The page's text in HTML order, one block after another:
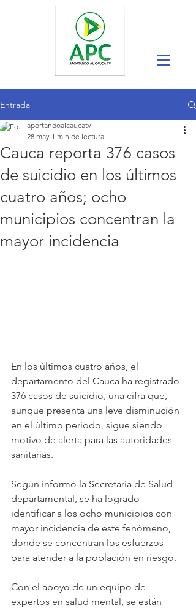
Entrada
Cauca reporta 376 casos
de suicidio en los últimos
cuatro años; ocho
municipios concentran la
mayor incidencia
aportandoalcaucatv
28 may 1 min de lectura
En los últimos cuatro años, el
departamento del Cauca ha registrado
376 casos de suicidio, una cifra que,
aunque presenta una leve disminución
en el último periodo, sigue siendo
motivo de alerta para las autoridades
sanitarias.
Según informó la Secretaría de Salud
departamental, se ha logrado
identificar a los ocho municipios con
mayor incidencia de este fenómeno,
donde se concentran los esfuerzos
para atender a la población en riesgo.
Con el apoyo de un equipo de
expertos en salud mental, se están